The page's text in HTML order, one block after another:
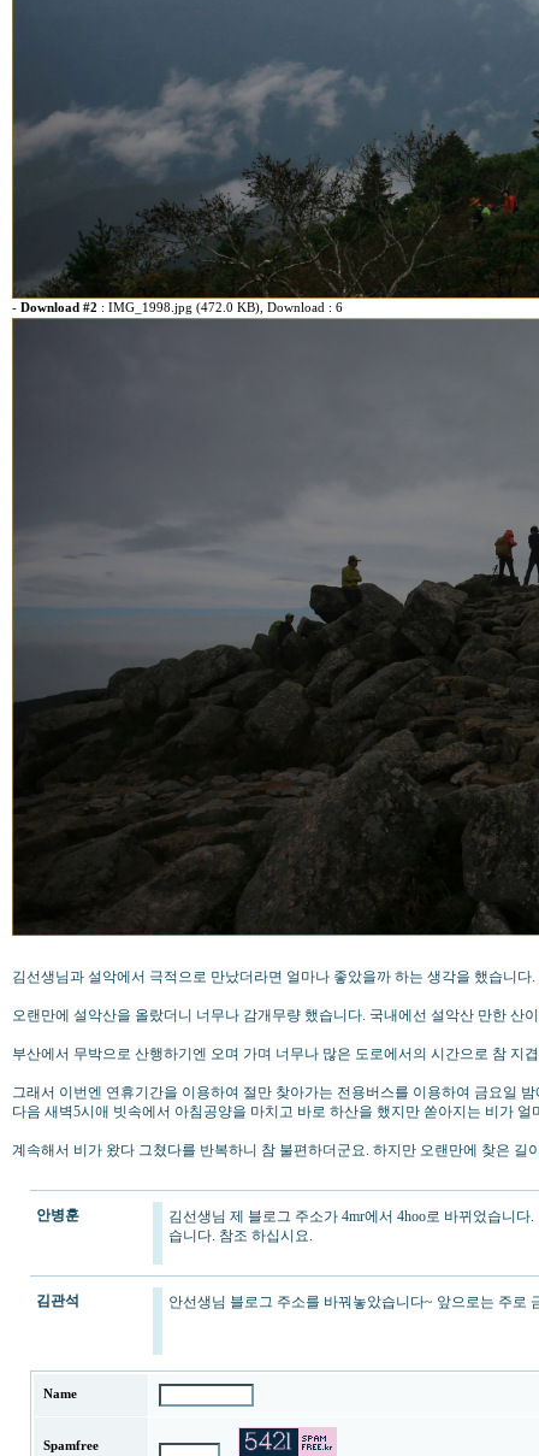
- Download #2 : IMG_1998.jpg (472.0 KB) , Download : 6
김선생님과 설악에서 극적으로 만났더라면 얼마나 좋았을까 하는 생각을 했습니다.
오랜만에 설악산을 올랐더니 너무나 감개무량 했습니다. 국내에선 설악산 만한
부산에서 무박으로 산행하기엔 오며 가며 너무나 많은 도로에서의 시간으로 참
그래서 이번엔 연휴기간을 이용하여 절만 찾아가는 전용버스를 이용하여 금요일
다음 새벽5시애 빗속에서 아침공양을 마치고 바로 하산을 했지만 쏟아지는 비가
계속해서 비가 왔다 그쳤다를 반복하니 참 불편하더군요. 하지만 오랜만에 찾은
안병훈
김선생님 제 블로그 주소가 4mr에서 4hoo로 바뀌었습니
습니다. 참조 하십시요.
김관석 안선생님 블로그 주소를 바꿔놓았습니다~ 앞으로는 주로
Name
Spamfree